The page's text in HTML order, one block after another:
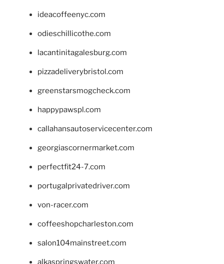
ideacoffeenyc.com
odieschillicothe.com
lacantinitagalesburg.com
pizzadeliverybristol.com
greenstarsmogcheck.com
happypawspl.com
callahansautoservicecenter.com
georgiascornermarket.com
perfectfit24-7.com
portugalprivatedriver.com
von-racer.com
coffeeshopcharleston.com
salon104mainstreet.com
alkaspringswater.com